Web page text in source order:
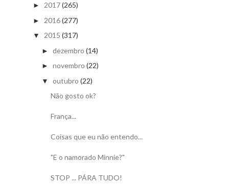
► 2017(265)
► 2016(277)
▼ 2015 (317)
► dezembro (14)
► novembro (22)
▼ outubro (22)
Não gosto ok?
França...
Coisas que eu não entendo...
"E o namorado Minnie?"
STOP ... PÁRA TUDO!